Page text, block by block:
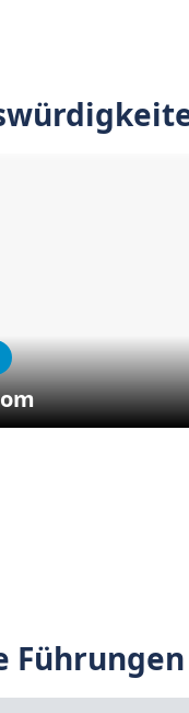
Führungen